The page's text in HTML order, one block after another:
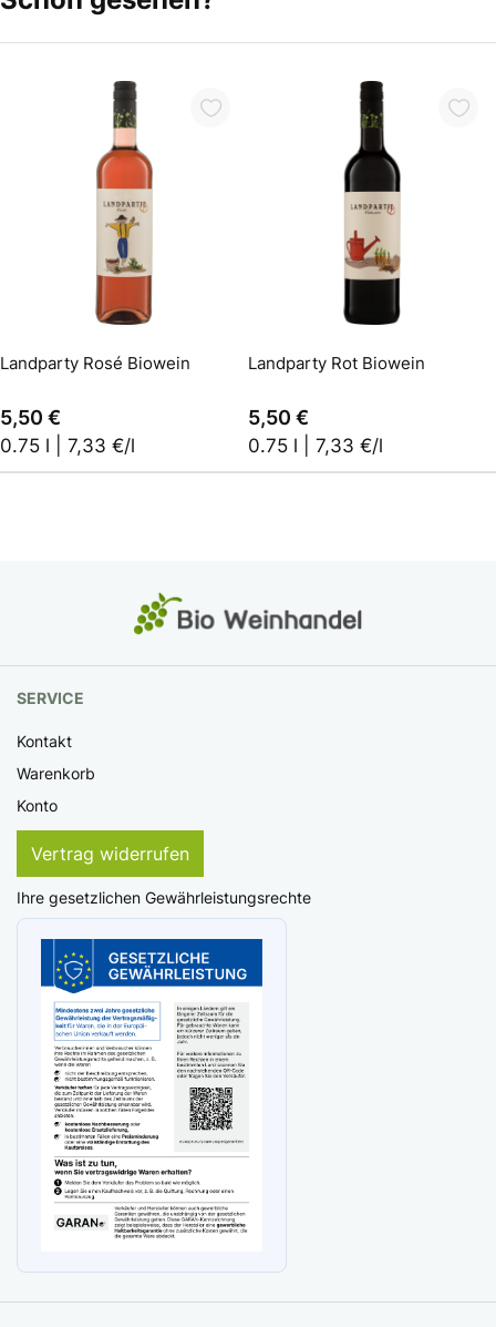
In den Warenkorb
Landparty Rosé Biowein
5,50 €
0.75 l | 7,33 €/l
In den Warenkorb
Landparty Rot Biowein
5,50 €
0.75 l | 7,33 €/l
SERVICE
Kontakt
Warenkorb
Konto
Vertrag widerrufen
Ihre gesetzlichen Gewährleistungsrechte